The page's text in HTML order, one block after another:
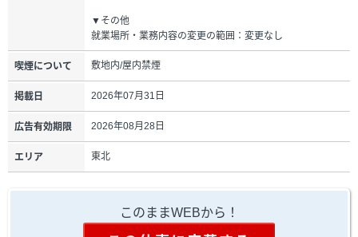
▼その他
就業場所・業務内容の変更の範囲：変更なし
喫煙について 敷地内/屋内禁煙
掲載日 2026年07月31日
広告有効期限 2026年08月28日
エリア 東北
このままWEBから！